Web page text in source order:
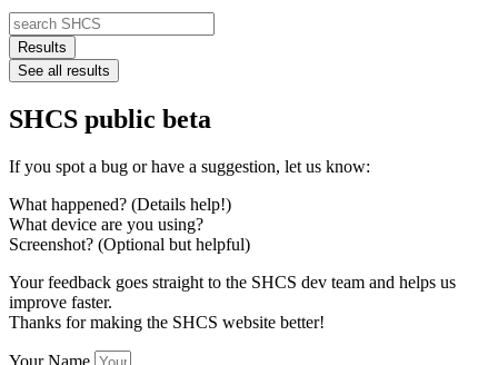
Search
...Results
See all results
SHCS public beta
If you spot a bug or have a suggestion, let us know:
What happened? (Details help!)
What device are you using?
Screenshot? (Optional but helpful)
Your feedback goes straight to the SHCS dev team and helps us
improve faster.
Thanks for making the SHCS website better!
Your Name